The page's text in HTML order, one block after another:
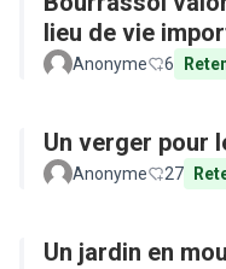
lieu de vie
Anonyme 6
Un verger pour
Anonyme 27
Un jardin en